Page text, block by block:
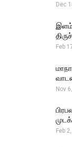
Dec
இளம்
Feb
Nov
Feb